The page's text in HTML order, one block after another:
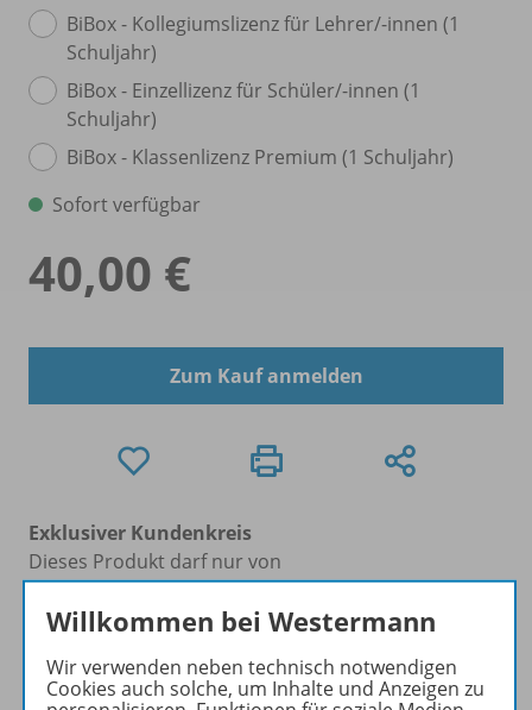
BiBox - Kollegiumslizenz für Lehrer/-innen (1
Schuljahr)
BiBox - Einzellizenz für Schüler/-innen (1
Schuljahr)
BiBox - Klassenlizenz Premium (1 Schuljahr)
Sofort verfügbar
40,00 €
Zum Kauf anmelden
Exklusiver Kundenkreis
Dieses Produkt darf nur von
Ausbildern/Ausbilderinnen, Dozenten/Dozentinnen,
Erziehern/Erzieherinnen, Lehrkräften,
Studenten/Studentinnen und Universitätslehrenden
erworben werden.
Willkommen bei Westermann
Wir verwenden neben technisch notwendigen
Cookies auch solche, um Inhalte und Anzeigen zu